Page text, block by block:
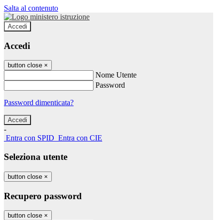
Salta al contenuto
Accedi
Accedi
button close ×
Nome Utente
Password
Password dimenticata?
-
Entra con SPID Entra con CIE
Seleziona utente
button close ×
Recupero password
button close ×